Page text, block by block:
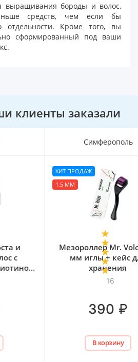
выращивания бороды и волос,
средств, чем если бы
отдельности. Кроме того, вы
сформированный под ваши
клиенты заказали
и
с
Симферополь
ХИТ ПРОДАЖ
1.5 ММ
16
Мезороллер Mr.
мм иглы + кейс
хранения
390 ₽
В корзину